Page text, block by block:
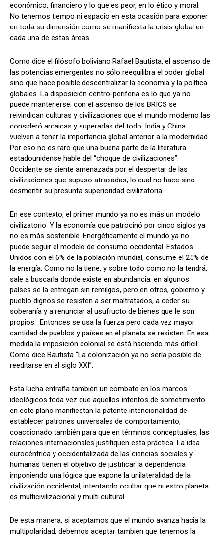
económico, financiero y lo que es peor, en lo ético y moral.
No tenemos tiempo ni espacio en esta ocasión para exponer
en toda su dimensión como se manifiesta la crisis global en
cada una de estas áreas.
Como dice el filósofo boliviano Rafael Bautista, el ascenso de
las potencias emergentes no sólo reequilibra el poder global
sino que hace posible descentralizar la economía y la política
globales. La disposición centro-periferia es lo que ya no
puede mantenerse; con el ascenso de los BRICS se
reivindican culturas y civilizaciones que el mundo moderno las
consideró arcaicas y superadas del todo. India y China
vuelven a tener la importancia global anterior a la modernidad.
Por eso no es raro que una buena parte de la literatura
estadounidense hable del “choque de civilizaciones”.
Occidente se siente amenazada por el despertar de las
civilizaciones que supuso atrasadas, lo cual no hace sino
desmentir su presunta superioridad civilizatoria.
En ese contexto, el primer mundo ya no es más un modelo
civilizatorio. Y la economía que patrocinó por cinco siglos ya
no es más sostenible. Energéticamente el mundo ya no
puede seguir el modelo de consumo occidental. Estados
Unidos con el 6% de la población mundial, consume el 25% de
la energía. Como no la tiene, y sobre todo como no la tendrá,
sale a buscarla donde existe en abundancia, en algunos
países se la entregan sin remilgos, pero en otros, gobierno y
pueblo dignos se resisten a ser maltratados, a ceder su
soberanía y a renunciar al usufructo de bienes que le son
propios. Entonces se usa la fuerza pero cada vez mayor
cantidad de pueblos y países en el planeta se resisten. En esa
medida la imposición colonial se está haciendo más difícil.
Como dice Bautista “La colonización ya no sería posible de
reeditarse en el siglo XXI”.
Esta lucha entraña también un combate en los marcos
ideológicos toda vez que aquellos intentos de sometimiento
en este plano manifiestan la patente intencionalidad de
establecer patrones universales de comportamiento,
coaccionado también para que en términos conceptuales, las
relaciones internacionales justifiquen esta práctica. La idea
eurocéntrica y occidentalizada de las ciencias sociales y
humanas tienen el objetivo de justificar la dependencia
imponiendo una lógica que expone la unilateralidad de la
civilización occidental, intentando ocultar que nuestro planeta
es multicivilizacional y multi cultural.
De esta manera, si aceptamos que el mundo avanza hacia la
multipolaridad, debemos aceptar también que tenemos la